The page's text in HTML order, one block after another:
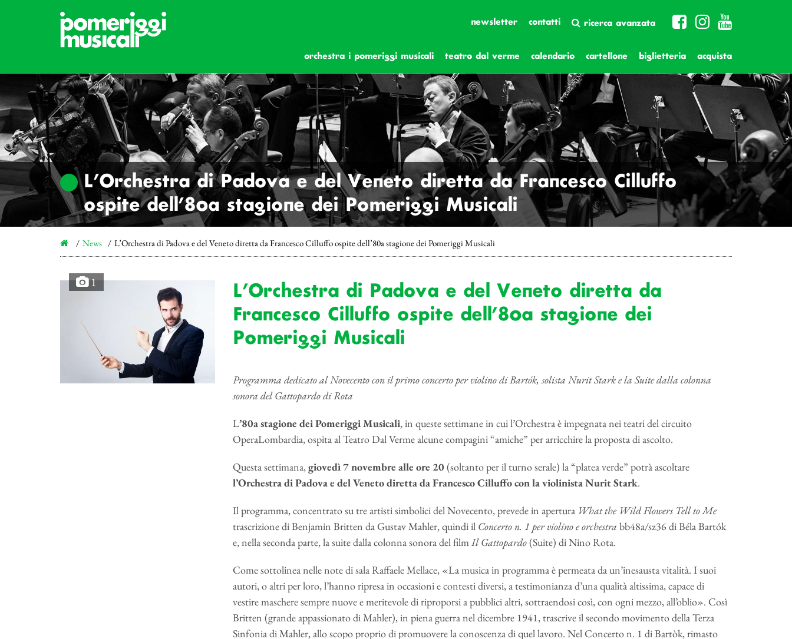
newsletter contatti ricerca avanzata
orchestra i pomeriggi musicali teatro dal verme calendario cartellone biglietteria acquista
L’Orchestra di Padova e del Veneto diretta da Francesco Cilluffo
ospite dell’80a stagione dei Pomeriggi Musicali
News L’Orchestra di Padova e del Veneto diretta da Francesco Cilluffo ospite dell’80a stagione dei Pomeriggi Musicali
1
L’Orchestra di Padova e del Veneto diretta da
Francesco Cilluffo ospite dell’80a stagione dei
Pomeriggi Musicali
Programma dedicato al Novecento con il primo concerto per violino di Bartók, solista Nurit Stark e la Suite dalla colonna
sonora del Gattopardo di Rota
L’80a stagione dei Pomeriggi Musicali, in queste settimane in cui l’Orchestra è impegnata nei teatri del circuito
OperaLombardia, ospita al Teatro Dal Verme alcune compagini “amiche” per arricchire la proposta di ascolto.
Questa settimana,giovedì 7 novembre alle ore 20 (soltanto per il turno serale) la “platea verde” potrà ascoltare
l’Orchestra di Padova e del Veneto diretta da Francesco Cilluffocon la violinista Nurit Stark.
Il programma, concentrato su tre artisti simbolici del Novecento, prevede in apertura What the Wild Flowers Tell to Me
trascrizione di Benjamin Britten da Gustav Mahler, quindi il Concerto n. 1 per violino e orchestra bb48a/sz36 di Béla Bartók
e, nella seconda parte, la suite dalla colonna sonora del filmIl Gattopardo(Suite) di Nino Rota.
Come sottolinea nelle note di sala Raffaele Mellace, «La musica in programma è permeata da un’inesausta vitalità. I suoi
autori, o altri per loro, l’hanno ripresa in occasioni e contesti diversi, a testimonianza d’una qualità altissima, capace di
vestire maschere sempre nuove e meritevole di riproporsi a pubblici altri, sottraendosi così, con ogni mezzo, all’oblio». Così
Britten (grande appassionato di Mahler), in piena guerra nel dicembre 1941, trascrive il secondo movimento della Terza
Sinfonia di Mahler, allo scopo proprio di promuovere la conoscenza di quel lavoro. Nel Concerto n. 1 di Bartòk, rimasto